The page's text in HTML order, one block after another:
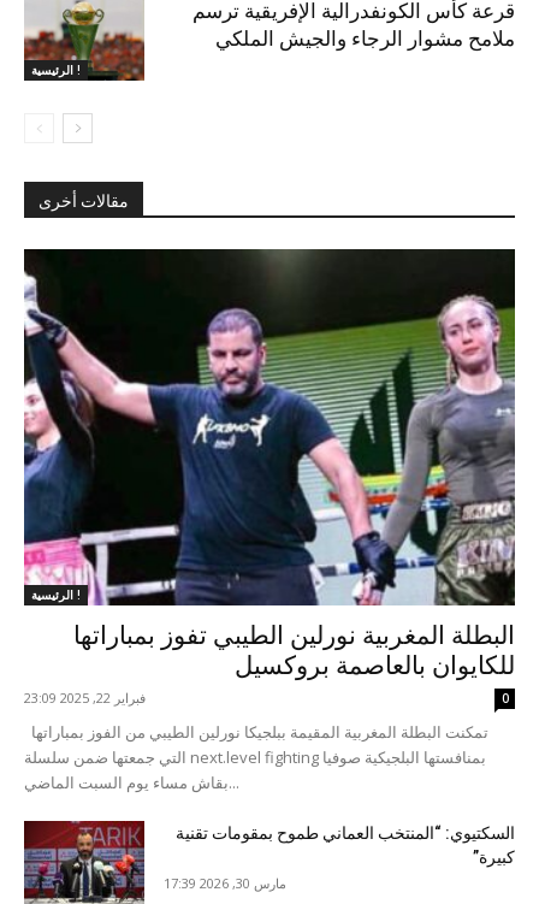
الرئيسية !
قرعة كأس الكونفدرالية الإفريقية ترسم
ملامح مشوار الرجاء والجيش الملكي
مقالات أخرى
الرئيسية !
البطلة المغربية نورلين الطيبي تفوز بمباراتها
للكايوان بالعاصمة بروكسيل
فبراير 22, 2025 23:09 0
التي جمعتها ضمن سلسلة next.level fighting بمنافستها البلجيكية صوفيا
بقاش مساء يوم السبت الماضي...
السكتيوي: “المنتخب العماني طموح بمقومات تقنية
كبيرة”
مارس 30, 2026 17:39